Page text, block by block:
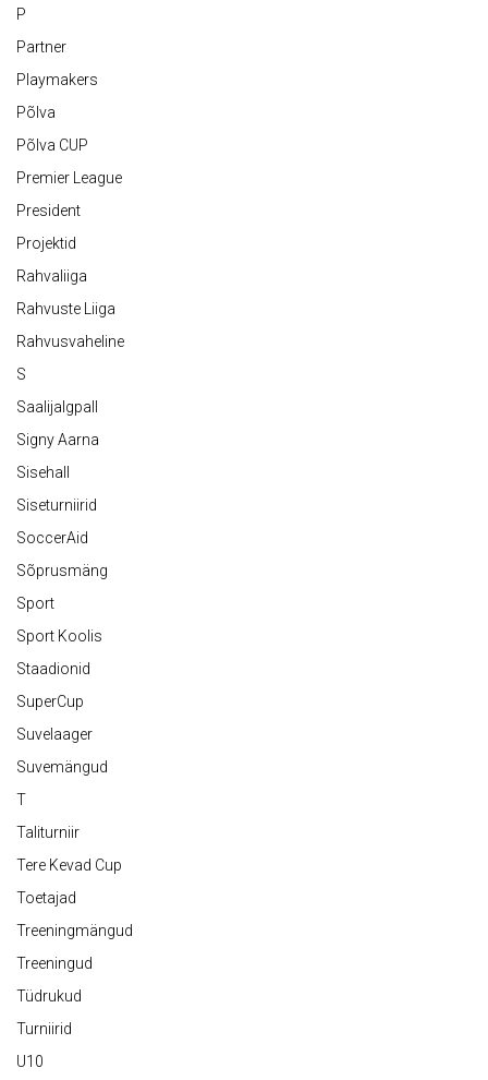
P
Partner
Playmakers
Põlva
Põlva CUP
Premier League
President
Projektid
Rahvaliiga
Rahvuste Liiga
Rahvusvaheline
S
Saalijalgpall
Signy Aarna
Sisehall
Siseturniirid
SoccerAid
Sõprusmäng
Sport
Sport Koolis
Staadionid
SuperCup
Suvelaager
Suvemängud
T
Taliturniir
Tere Kevad Cup
Toetajad
Treeningmängud
Treeningud
Tüdrukud
Turniirid
U10